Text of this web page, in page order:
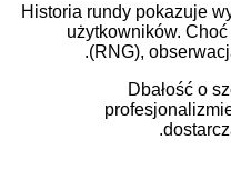
Historia rundy
(RNG),